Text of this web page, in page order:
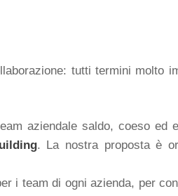
tutti termini molto
aziendale saldo, coeso
. La nostra proposta è
i team di ogni azienda, per